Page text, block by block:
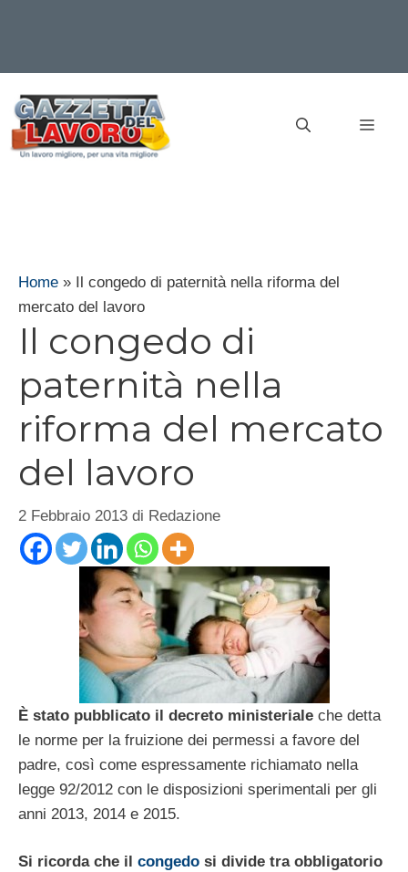
contenuto
Home »
Il congedo di paternità nella riforma del
mercato del lavoro
Il congedo di
paternità nella
riforma del mercato
del lavoro
2 Febbraio 2013 di Redazione
È stato pubblicato il decreto ministeriale che detta
le norme per la fruizione dei permessi a favore del
padre, così come espressamente richiamato nella
legge 92/2012 con le disposizioni sperimentali per gli
anni 2013, 2014 e 2015.
Si ricorda che il congedo si divide tra obbligatorio